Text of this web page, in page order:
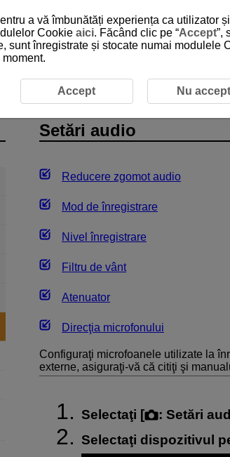
Setări audio
Reducere zgomot audio
Mod de înregistrare
Nivel înregistrare
Filtru de vânt
Atenuator
Direcţia microfonului
Configuraţi microfoanele utilizate la
externe, asiguraţi-vă că citiţi şi
Selectaţi [ : Setări
Selectaţi dispozitivul
a vă îmbunătăți experiența ca utilizator
Cookie aici. Făcând clic pe “Accept”,
sunt înregistrate și stocate numai
Accept Nu accept